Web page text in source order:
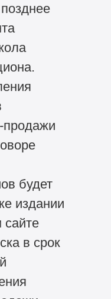
продажи
будет
издании
в срок